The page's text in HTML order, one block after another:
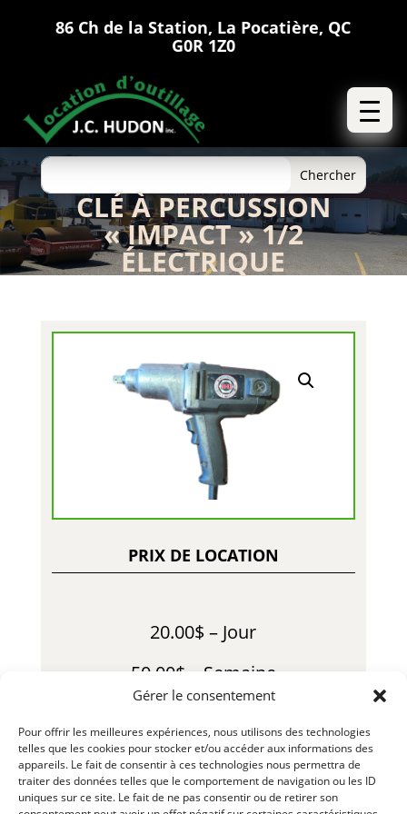
Gérer le consentement
Pour offrir les meilleures expériences, nous utilisons des technologies
telles que les cookies pour stocker et/ou accéder aux informations des
appareils. Le fait de consentir à ces technologies nous permettra de
traiter des données telles que le comportement de navigation ou les ID
uniques sur ce site. Le fait de ne pas consentir ou de retirer son
86 Ch de la Station, La Pocatière, QC
G0R 1Z0
CLÉ À PERCUSSION
« IMPACT » 1/2
ÉLECTRIQUE
PRIX DE LOCATION
20.00$ – Jour
50.00$ – Semaine
30.00$ – Fin de Semaine
LLL321 – R23-01